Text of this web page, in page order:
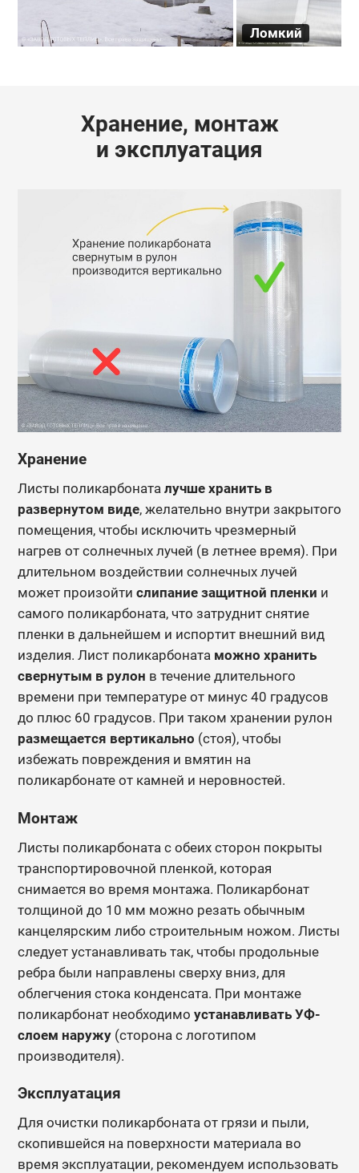
Ломкий
Хранение, монтаж
и эксплуатация
Хранение
Листы поликарбоната лучше хранить в
развернутом виде, желательно внутри закрытого
помещения, чтобы исключить чрезмерный
нагрев от солнечных лучей (в летнее время). При
длительном воздействии солнечных лучей
может произойти слипание защитной пленки и
самого поликарбоната, что затруднит снятие
пленки в дальнейшем и испортит внешний вид
изделия. Лист поликарбоната можно хранить
свернутым в рулон в течение длительного
времени при температуре от минус 40 градусов
до плюс 60 градусов. При таком хранении рулон
размещается вертикально (стоя), чтобы
избежать повреждения и вмятин на
поликарбонате от камней и неровностей.
Монтаж
Листы поликарбоната с обеих сторон покрыты
транспортировочной пленкой, которая
снимается во время монтажа. Поликарбонат
толщиной до 10 мм можно резать обычным
канцелярским либо строительным ножом. Листы
следует устанавливать так, чтобы продольные
ребра были направлены сверху вниз, для
облегчения стока конденсата. При монтаже
поликарбонат необходимо устанавливать УФ-
слоем наружу(сторона с логотипом
производителя).
Эксплуатация
Для очистки поликарбоната от грязи и пыли,
скопившейся на поверхности материала во
время эксплуатации, рекомендуем использовать